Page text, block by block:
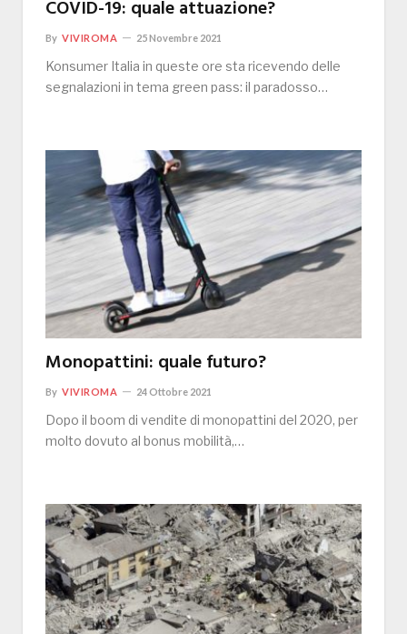
COVID-19: quale attuazione?
By VIVIROMA 25 Novembre 2021
Konsumer Italia in queste ore sta ricevendo delle
segnalazioni in tema green pass: il paradosso…
Monopattini: quale futuro?
By VIVIROMA 24 Ottobre 2021
Dopo il boom di vendite di monopattini del 2020, per
molto dovuto al bonus mobilità,…